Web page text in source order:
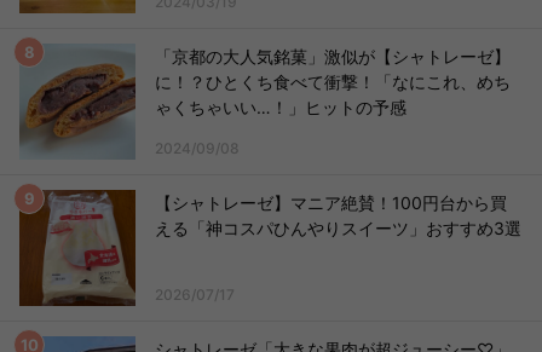
「京都の大人気銘菓」激似が【シャトレーゼ】
に！？ひとくち食べて衝撃！「なにこれ、めち
ゃくちゃいい…！」ヒットの予感
2024/09/08
【シャトレーゼ】マニア絶賛！100円台から買
える「神コスパひんやりスイーツ」おすすめ3選
2026/07/17